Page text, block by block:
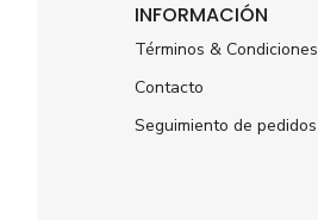
INFORMACIÓN
Términos & Condiciones
Contacto
Seguimiento de pedidos